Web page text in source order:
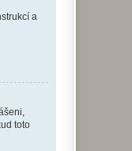
a
toto